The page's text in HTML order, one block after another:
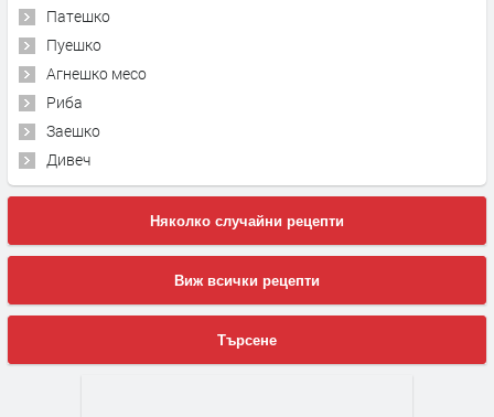
Патешко
Пуешко
Агнешко месо
Риба
Заешко
Дивеч
Няколко случайни рецепти
Виж всички рецепти
Търсене